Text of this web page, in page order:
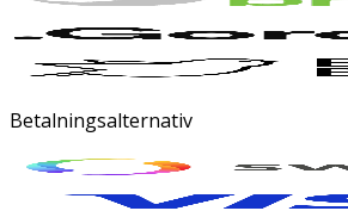
Betalningsalternativ